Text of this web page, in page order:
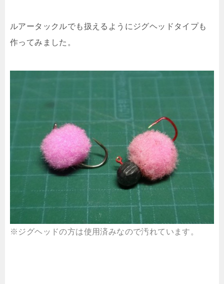
ルアータックルでも扱えるようにジグヘッドタイプも
作ってみました。
※ジグヘッドの方は使用済みなので汚れています。